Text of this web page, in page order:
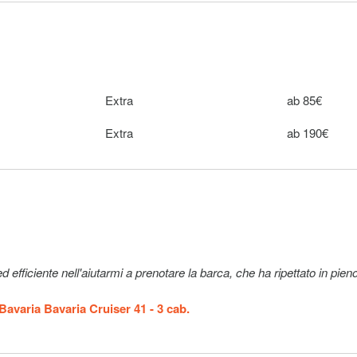
für
Extra
200€ (pro
Extra
150€ (pro
vor Ort in
Ort in
Extra
200€ (pro
Extra
ab 85€
Extra ab 190€
efficiente nell'aiutarmi a prenotare la barca, che ha ripettato in
Bavaria Bavaria Cruiser 41 - 3 cab.